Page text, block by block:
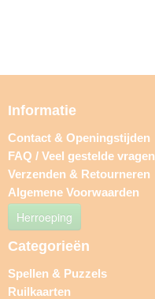
Informatie
Contact & Openingstijden
FAQ / Veel gestelde vragen
Verzenden & Retourneren
Algemene Voorwaarden
Herroeping
Categorieën
Spellen & Puzzels
Ruilkaarten